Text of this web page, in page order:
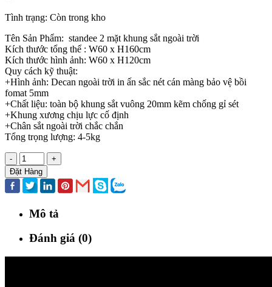
Tình trạng: Còn trong kho
Tên Sản Phẩm: standee 2 mặt khung sắt ngoài trời
Kích thước tổng thể : W60 x H160cm
Kích thước hình ảnh: W60 x H120cm
Quy cách kỹ thuật:
+Hình ảnh: Decan ngoài trời in ấn sắc nét cán màng bảo vệ bồi
fomat 5mm
+Chất liệu: toàn bộ khung sắt vuông 20mm kẽm chống gỉ sét
+Khung xương chịu lực cố định
+Chân sắt ngoài trời chắc chắn
Tổng trọng lượng: 4-5kg
-
+
Đặt Hàng
Mô tả
Đánh giá (0)